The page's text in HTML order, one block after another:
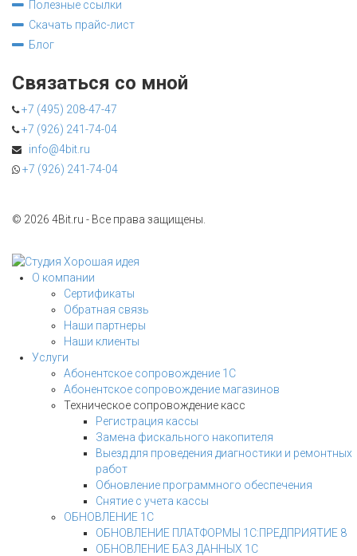
Полезные ссылки
Скачать прайс-лист
Блог
Связаться со мной
+7 (495) 208-47-47
+7 (926) 241-74-04
info@4bit.ru
+7 (926) 241-74-04
© 2026 4Bit.ru - Все права защищены.
О компании
Сертификаты
Обратная связь
Наши партнеры
Наши клиенты
Услуги
Абонентское сопровождение 1С
Абонентское сопровождение магазинов
Техническое сопровождение касс
Регистрация кассы
Замена фискального накопителя
Выезд для проведения диагностики и ремонтных
работ
Обновление программного обеспечения
Снятие с учета кассы
ОБНОВЛЕНИЕ 1С
ОБНОВЛЕНИЕ ПЛАТФОРМЫ 1С:ПРЕДПРИЯТИЕ 8
ОБНОВЛЕНИЕ БАЗ ДАННЫХ 1С